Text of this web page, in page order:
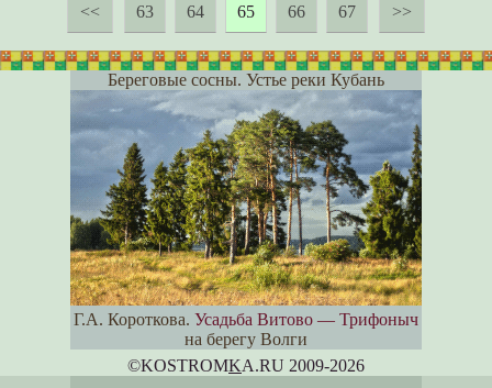
<< 63 64 65 66 67 >>
Береговые сосны. Устье реки Кубань
Г.А. Короткова. Усадьба Витово — Трифоныч
на берегу Волги
©KOSTROMKA.RU 2009-2026